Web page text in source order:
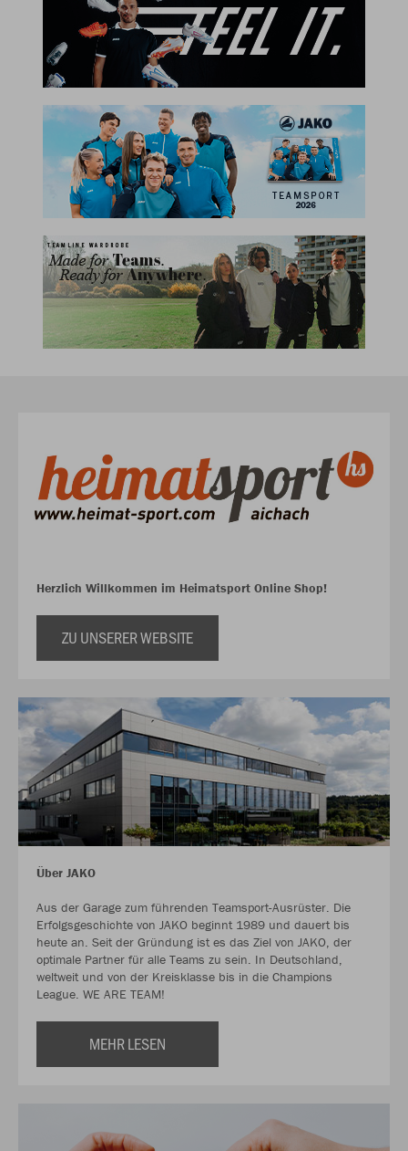
Herzlich Willkommen im Heimatsport Online Shop!
ZU UNSERER WEBSITE
Über JAKO
Aus der Garage zum führenden Teamsport-Ausrüster. Die
Erfolgsgeschichte von JAKO beginnt 1989 und dauert bis
heute an. Seit der Gründung ist es das Ziel von JAKO, der
optimale Partner für alle Teams zu sein. In Deutschland,
weltweit und von der Kreisklasse bis in die Champions
League. WE ARE TEAM!
MEHR LESEN